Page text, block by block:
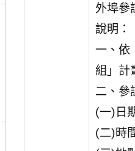
外埠參
說明：
一、依
組」計
二、參
(一)日
(二)時